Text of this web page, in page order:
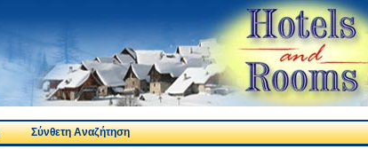
Σύνθετη Αναζήτηση